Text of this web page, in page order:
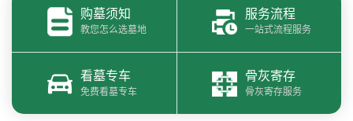
购墓须知
教您怎么选墓地
服务流程
一站式流程服务
看墓专车
免费看墓专车
骨灰寄存
骨灰寄存服务